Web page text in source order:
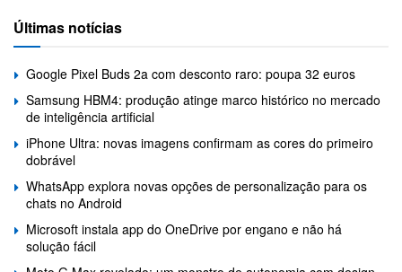
Últimas notícias
Google Pixel Buds 2a com desconto raro: poupa 32 euros
Samsung HBM4: produção atinge marco histórico no mercado
de inteligência artificial
iPhone Ultra: novas imagens confirmam as cores do primeiro
dobrável
WhatsApp explora novas opções de personalização para os
chats no Android
Microsoft instala app do OneDrive por engano e não há
solução fácil